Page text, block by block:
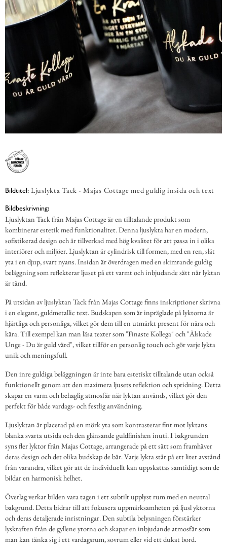
Bildtitel: Ljuslykta Tack - Majas Cottage med guldig insida och text
Bildbeskrivning:
Ljuslyktan Tack från Majas Cottage är en tilltalande produkt som
kombinerar estetik med funktionalitet. Denna ljuslykta har en modern,
sofistikerad design och är tillverkad med hög kvalitet för att passa in i olika
interiörer och miljöer. Ljuslyktan är cylindrisk till formen, med en ren, slät
yta i en djup, svart nyans. Insidan är överdragen med en skimrande guldig
beläggning som reflekterar ljuset på ett varmt och inbjudande sätt när lyktan
är tänd.
På utsidan av ljuslyktan Tack från Majas Cottage finns inskriptioner skrivna
i en elegant, guldmetallic text. Budskapen som är inpräglade på lyktorna är
hjärtliga och personliga, vilket gör dem till en utmärkt present för nära och
kära. Till exempel kan man läsa texter som "Finaste Kollega" och "Älskade
Unge - Du är guld värd", vilket tillför en personlig touch och gör varje lykta
unik och meningsfull.
Den inre guldiga beläggningen är inte bara estetiskt tilltalande utan också
funktionellt genom att den maximera ljusets reflektion och spridning. Detta
skapar en varm och behaglig atmosfär när lyktan används, vilket gör den
perfekt för både vardags- och festlig användning.
Ljuslyktan är placerad på en mörk yta som kontrasterar fint mot lyktans
blanka svarta utsida och den glänsande guldfinishen inuti. I bakgrunden
syns fler lyktor från Majas Cottage, arrangerade på ett sätt som framhäver
deras design och det olika budskap de bär. Varje lykta står på ett litet avstånd
från varandra, vilket gör att de individuellt kan uppskattas samtidigt som de
bildar en harmonisk helhet.
Överlag verkar bilden vara tagen i ett subtilt upplyst rum med en neutral
bakgrund. Detta bidrar till att fokusera uppmärksamheten på ljusl yktorna
och deras detaljerade inristningar. Den subtila belysningen förstärker
lyskraften från de gyllene ytorna och skapar en inbjudande atmosfär som
man kan tänka sig i ett vardagsrum, sovrum eller vid ett dukat bord.